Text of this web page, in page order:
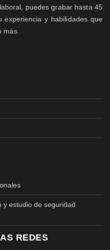
puedes grabar hasta 45
y habilidades que
más.
y estudio de seguridad
REDES